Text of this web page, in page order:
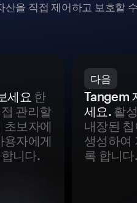
을 직접 제어하고 보호할
세요 한
관리할
초보자에
용자에게
니다.
다음
Tangem
세요.활
내장된
생성하여
록 합니다.